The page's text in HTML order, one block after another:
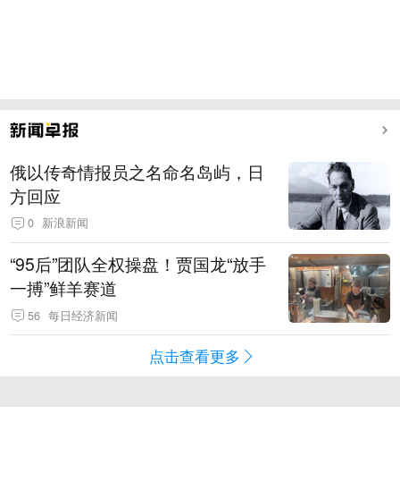
俄以传奇情报员之名命名岛屿，日
方回应
0 新浪新闻
“95后”团队全权操盘！贾国龙“放手
一搏”鲜羊赛道
56 每日经济新闻
点击查看更多